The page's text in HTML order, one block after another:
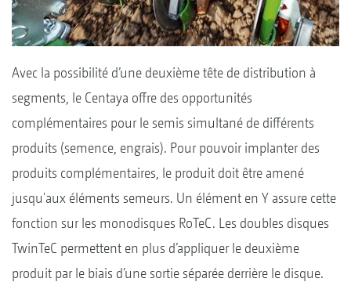
Avec la possibilité d’une deuxième tête de distribution à
segments, le Centaya offre des opportunités
complémentaires pour le semis simultané de différents
produits (semence, engrais). Pour pouvoir implanter des
produits complémentaires, le produit doit être amené
jusqu'aux éléments semeurs. Un élément en Y assure cette
fonction sur les monodisques RoTeC. Les doubles disques
TwinTeC permettent en plus d’appliquer le deuxième
produit par le biais d’une sortie séparée derrière le disque.